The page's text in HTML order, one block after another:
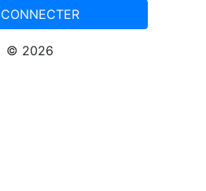
© 2026